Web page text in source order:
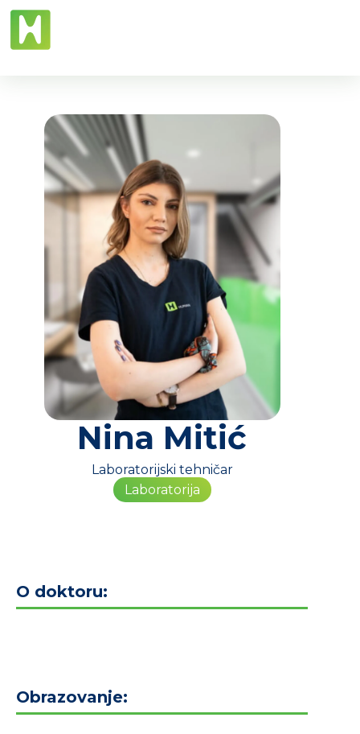
Laboratorija
Nina Mitić
Laboratorijski tehničar
O doktoru:
Obrazovanje: